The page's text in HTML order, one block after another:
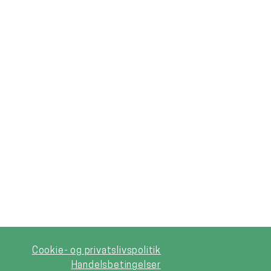
Cookie- og privatslivspolitik
Handelsbetingelser